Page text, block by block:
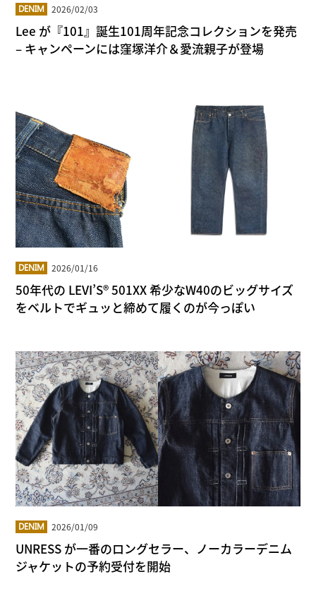
DENIM 2026/02/03
Lee が『101』誕生101周年記念コレクションを発売
– キャンペーンには窪塚洋介＆愛流親子が登場
DENIM 2026/01/16
50年代の LEVI’S® 501XX 希少なW40のビッグサイズ
をベルトでギュッと締めて履くのが今っぽい
DENIM 2026/01/09
UNRESS が一番のロングセラー、ノーカラーデニム
ジャケットの予約受付を開始